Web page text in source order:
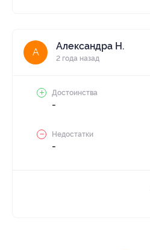
А
Александра Н.
2 года назад
Достоинства
-
Недостатки
-